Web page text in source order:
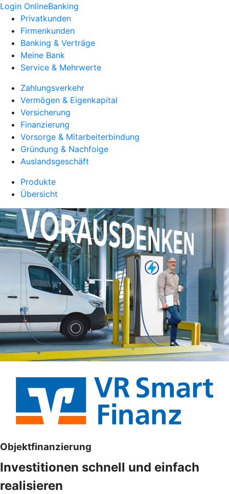
Login OnlineBanking
Privatkunden
Firmenkunden
Banking & Verträge
Meine Bank
Service & Mehrwerte
Zahlungsverkehr
Vermögen & Eigenkapital
Versicherung
Finanzierung
Vorsorge & Mitarbeiterbindung
Gründung & Nachfolge
Auslandsgeschäft
Produkte
Übersicht
Objektfinanzierung
Investitionen schnell und einfach
realisieren